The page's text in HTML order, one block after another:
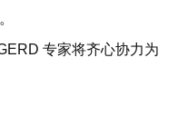
专家将齐心协力为